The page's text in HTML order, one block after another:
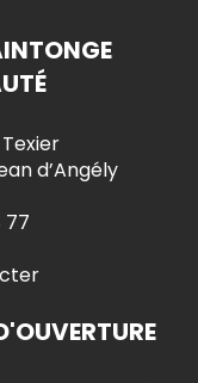
FacebookInstagram
d’Angély
77